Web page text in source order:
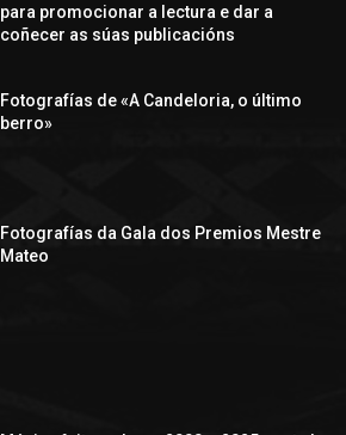
para promocionar a lectura e dar a
coñecer as súas publicacións
Fotografías de «A Candeloria, o último
berro»
Fotografías da Gala dos Premios Mestre
Mateo